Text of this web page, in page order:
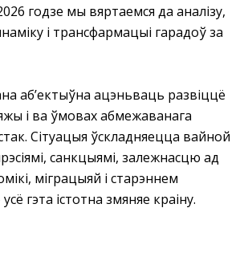
годзе мы вяртаемся да аналізу,
і трансфармацыі гарадоў за
аб’ектыўна ацэньваць развіццё
і ва ўмовах абмежаванага
Сітуацыя ўскладняецца вайной
санкцыямі, залежнасцю ад
міграцыяй і старэннем
гэта істотна змяняе краіну.